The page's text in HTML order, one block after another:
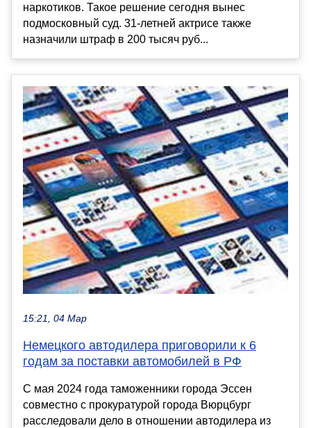
наркотиков. Такое решение сегодня вынес
подмосковный суд. 31-летней актрисе также
назначили штраф в 200 тысяч руб...
15:21, 04 Мар
Немецкого автодилера приговорили к 6
годам за поставки автомобилей в РФ
С мая 2024 года таможенники города Эссен
совместно с прокуратурой города Вюрцбург
расследовали дело в отношении автодилера из